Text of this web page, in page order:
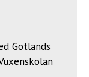
Gotlands